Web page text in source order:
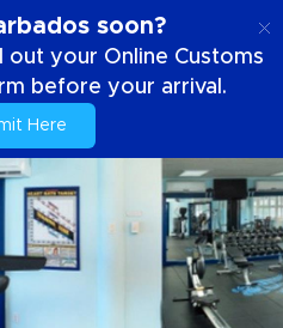
soon?
out your Online Customs
before your arrival.
Here